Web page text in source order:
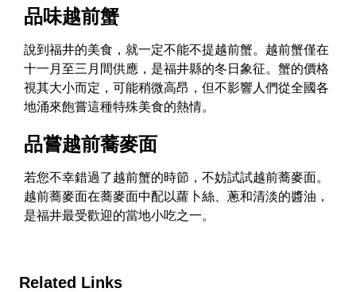
品味越前蟹
說到福井的美食，就一定不能不提越前蟹。越前蟹僅在
十一月至三月間供應，是福井縣的冬日象征。蟹的價格
視其大小而定，可能稍微高昂，但不影響人們從全國各
地涌來飽嘗這種特殊美食的熱情。
品嘗越前蕎麥面
若您不幸錯過了越前蟹的時節，不妨試試越前蕎麥面。
越前蕎麥面在蕎麥面中配以蘿卜絲、蔥和清淡的醬油，
是福井最受歡迎的當地小吃之一。
Related Links